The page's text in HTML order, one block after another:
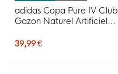
adidas Copa Pure IV Club
Gazon Naturel Artificiel
Enfants Blanc Bleu Bleu
39,99 €